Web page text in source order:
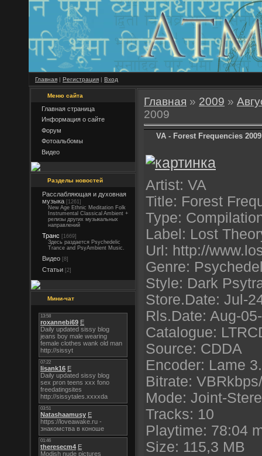
Главная | Регистрация | Вход
Меню сайта
Главная страница
Информация о сайте
Форум
Фотоальбомы
Видео
Разделы новостей
Расслабляющая и духовная
музыка [1261]
New Age Ethnic Meditation Folk
Instrumental Classical Ambient +
релизы других музыкальных
направлений
Транс [1669]
Здесь раздается Psychedelic
Trance and PsyAmbient Music.
Видео [8]
Статьи [2]
Мини-чат
Главная » 2009 »
2009
VA - Forest Frequencies 2009
Artist: VA
Title: Forest
Type:
Label: Lost
Url: http://
Genre:
Style: Dark
Store.Date: Jul-
Rls.Date: Aug-
Catalogue:
Source: CDDA
Encoder: Lame
Bitrate:
Mode: Joint-
Tracks: 10
Playtime: 78:04
Size: 115,3 MB